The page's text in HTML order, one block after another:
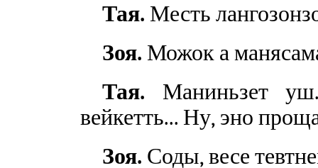
Тая. Месть
Зоя. Можок а
Тая. Маниньзет
вейкетть... Ну, эно
Зоя. Соды, весе